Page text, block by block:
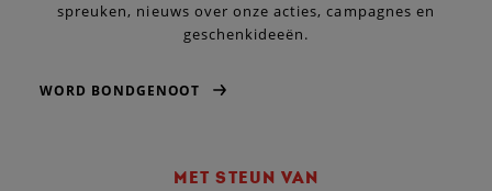
spreuken, nieuws over onze acties, campagnes en
geschenkideeën.
WORD BONDGENOOT
MET STEUN VAN